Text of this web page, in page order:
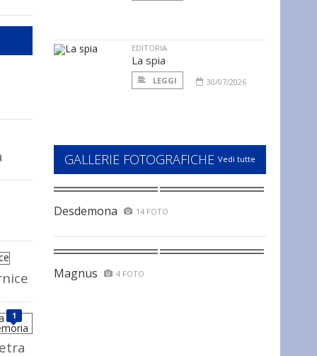
1
EDITORIA
La spia
LEGGI 30/07/2026
GALLERIE FOTOGRAFICHE Vedi tutte
Desdemona 14 FOTO
Magnus 4 FOTO